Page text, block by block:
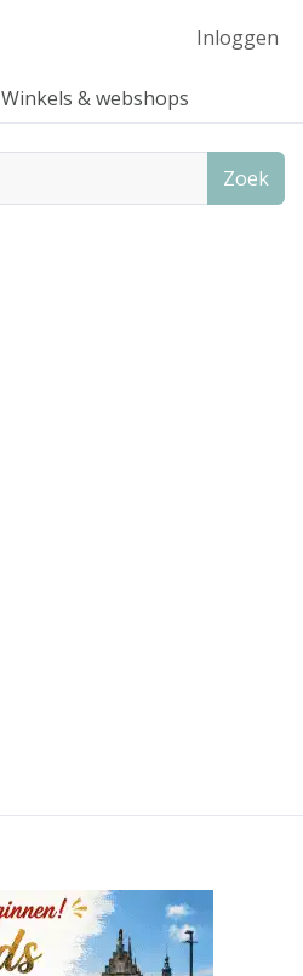
Inloggen
Winkels & webshops
Zoek